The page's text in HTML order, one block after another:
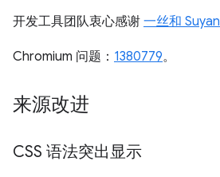
开发工具团队衷心感谢 一丝和 Suyan
Chromium 问题： 1380779。
来源改进
CSS 语法突出显示